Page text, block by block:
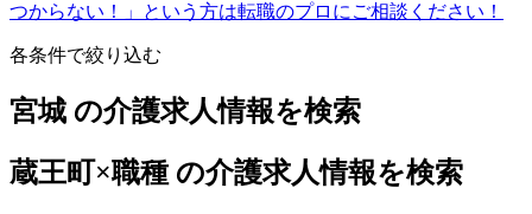
つからない！」という方は転職のプロにご相談ください！
各条件で絞り込む
宮城 の介護求人情報を検索
蔵王町×職種 の介護求人情報を検索